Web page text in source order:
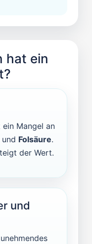
hat ein
Mangel an
und Folsäure.
der Wert.
und